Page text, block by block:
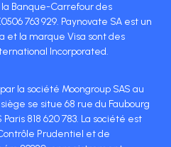
Banque-Carrefour des
763 929. Paynovate SA est un
et la marque Visa sont des
Incorporated.
la société Moongroup SAS au
se situe 68 rue du Faubourg
818 620 783. La société est
Prudentiel et de